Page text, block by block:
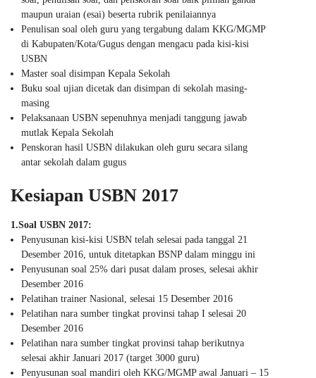
maupun uraian (esai) beserta rubrik penilaiannya
Penulisan soal oleh guru yang tergabung dalam KKG/MGMP
di Kabupaten/Kota/Gugus dengan mengacu pada kisi-kisi
USBN
Master soal disimpan Kepala Sekolah
Buku soal ujian dicetak dan disimpan di sekolah masing-
masing
Pelaksanaan USBN sepenuhnya menjadi tanggung jawab
mutlak Kepala Sekolah
Penskoran hasil USBN dilakukan oleh guru secara silang
antar sekolah dalam gugus
Kesiapan USBN 2017
1.Soal USBN 2017:
Penyusunan kisi-kisi USBN telah selesai pada tanggal 21
Desember 2016, untuk ditetapkan BSNP dalam minggu ini
Penyusunan soal 25% dari pusat dalam proses, selesai akhir
Desember 2016
Pelatihan trainer Nasional, selesai 15 Desember 2016
Pelatihan nara sumber tingkat provinsi tahap I selesai 20
Desember 2016
Pelatihan nara sumber tingkat provinsi tahap berikutnya
selesai akhir Januari 2017 (target 3000 guru)
Penyusunan soal mandiri oleh KKG/MGMP awal Januari – 15